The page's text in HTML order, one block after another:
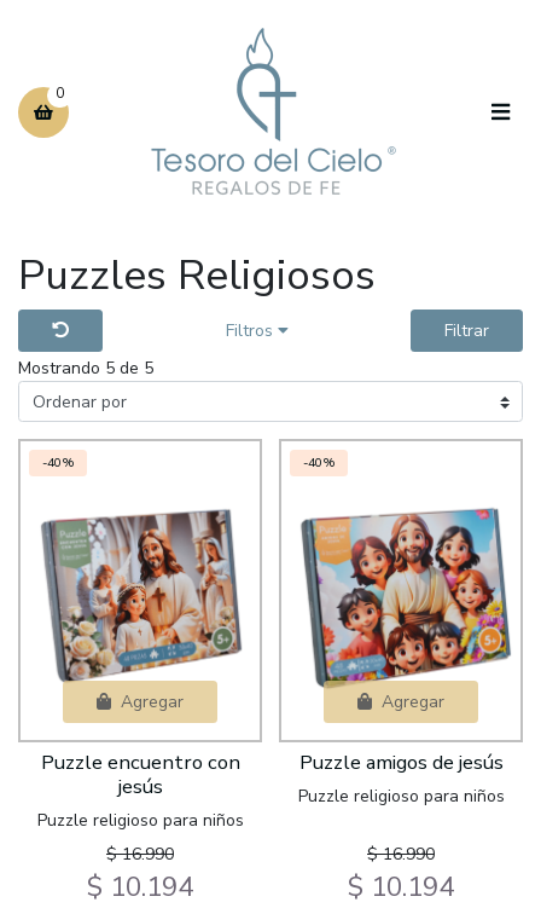
0
Puzzles Religiosos
Filtros
Filtrar
Mostrando 5 de 5
-40%
Agregar
Puzzle encuentro con
jesús
Puzzle religioso para niños
$ 16.990
$ 10.194
-40%
Agregar
Puzzle amigos de jesús
Puzzle religioso para niños
$ 16.990
$ 10.194